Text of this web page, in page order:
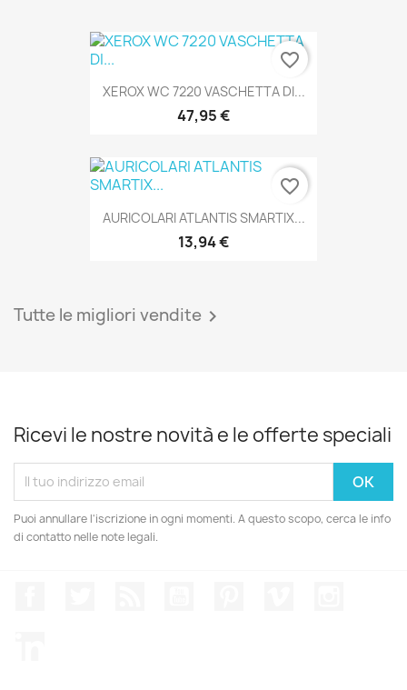
XEROX WC 7220 VASCHETTA DI...
47,95 €
favorite_border
AURICOLARI ATLANTIS SMARTIX...
13,94 €
favorite_border
Tutte le migliori vendite 
Ricevi le nostre novità e le offerte speciali
Puoi annullare l'iscrizione in ogni momenti. A questo scopo, cerca le info
di contatto nelle note legali.